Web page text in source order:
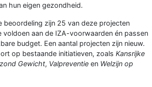
hun eigen gezondheid.
beoordeling zijn 25 van deze projecten
voldoen aan de IZA-voorwaarden én passen
budget. Een aantal projecten zijn nieuw.
op bestaande initiatieven, zoals Kansrijke
Gewicht, Valpreventie en Welzijn op